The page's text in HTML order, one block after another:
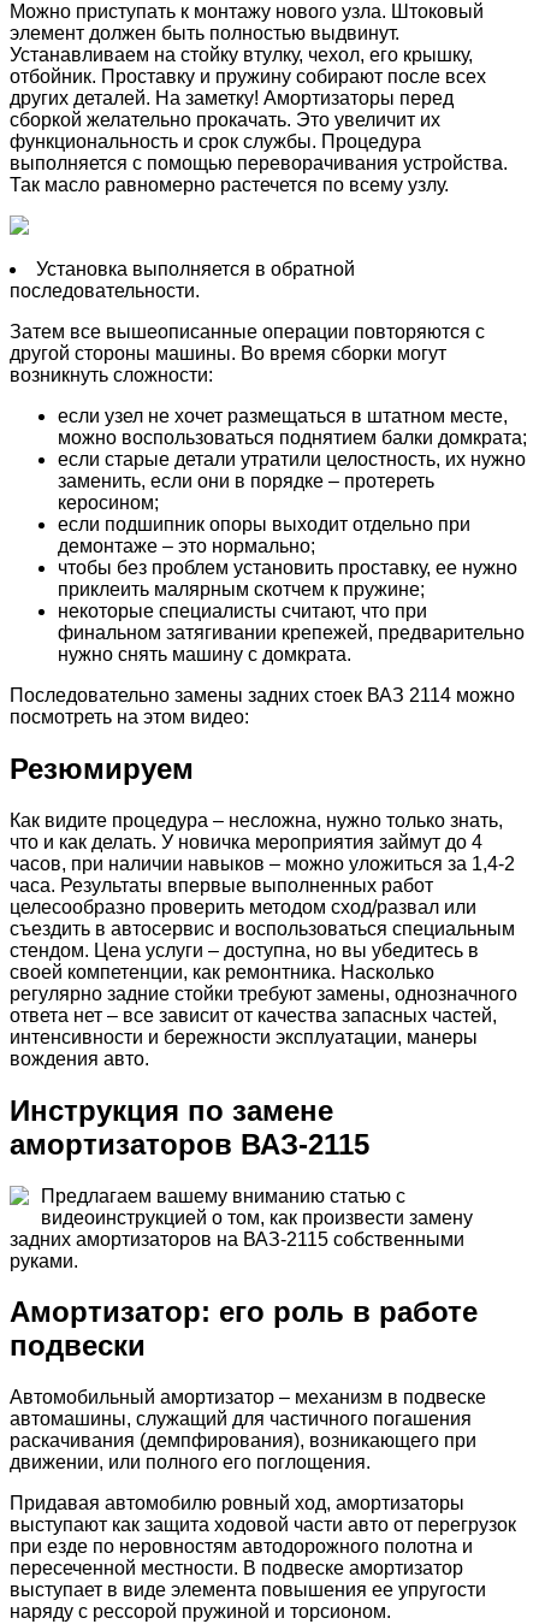
Можно приступать к монтажу нового узла. Штоковый
элемент должен быть полностью выдвинут.
Устанавливаем на стойку втулку, чехол, его крышку,
отбойник. Проставку и пружину собирают после всех
других деталей. На заметку! Амортизаторы перед
сборкой желательно прокачать. Это увеличит их
функциональность и срок службы. Процедура
выполняется с помощью переворачивания устройства.
Так масло равномерно растечется по всему узлу.
Установка выполняется в обратной
последовательности.
Затем все вышеописанные операции повторяются с
другой стороны машины. Во время сборки могут
возникнуть сложности:
если узел не хочет размещаться в штатном месте,
можно воспользоваться поднятием балки домкрата;
если старые детали утратили целостность, их нужно
заменить, если они в порядке – протереть
керосином;
если подшипник опоры выходит отдельно при
демонтаже – это нормально;
чтобы без проблем установить проставку, ее нужно
приклеить малярным скотчем к пружине;
некоторые специалисты считают, что при
финальном затягивании крепежей, предварительно
нужно снять машину с домкрата.
Последовательно замены задних стоек ВАЗ 2114 можно
посмотреть на этом видео:
Резюмируем
Как видите процедура – несложна, нужно только знать,
что и как делать. У новичка мероприятия займут до 4
часов, при наличии навыков – можно уложиться за 1,4-2
часа. Результаты впервые выполненных работ
целесообразно проверить методом сход/развал или
съездить в автосервис и воспользоваться специальным
стендом. Цена услуги – доступна, но вы убедитесь в
своей компетенции, как ремонтника. Насколько
регулярно задние стойки требуют замены, однозначного
ответа нет – все зависит от качества запасных частей,
интенсивности и бережности эксплуатации, манеры
вождения авто.
Инструкция по замене
амортизаторов ВАЗ-2115
Предлагаем вашему вниманию статью с
видеоинструкцией о том, как произвести замену
задних амортизаторов на ВАЗ-2115 собственными
руками.
Амортизатор: его роль в работе
подвески
Автомобильный амортизатор – механизм в подвеске
автомашины, служащий для частичного погашения
раскачивания (демпфирования), возникающего при
движении, или полного его поглощения.
Придавая автомобилю ровный ход, амортизаторы
выступают как защита ходовой части авто от перегрузок
при езде по неровностям автодорожного полотна и
пересеченной местности. В подвеске амортизатор
выступает в виде элемента повышения ее упругости
наряду с рессорой пружиной и торсионом.